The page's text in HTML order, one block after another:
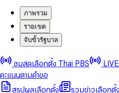
ภาพรวม
รายเขต
จับขั้วรัฐบาล
ชมสดเลือกตั้ง Thai PBS
คะแนนตามคำขอ
สรุปผลเลือกตั้ง
รวมข่าวเลือกตั้ง
0
1
2
3
0
1
2
0
1 0